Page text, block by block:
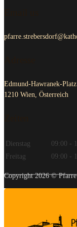
Edmund-Hawranek-
1210 Wien, Österreich
Dienstag
09:00 -
Freitag
09:00 -
Copyright 2026 ©